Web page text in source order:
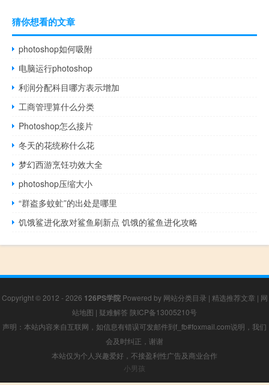
猜你想看的文章
photoshop如何吸附
电脑运行photoshop
利润分配科目哪方表示增加
工商管理算什么分类
Photoshop怎么接片
冬天的花统称什么花
梦幻西游烹饪功效大全
photoshop压缩大小
“群盗多蚊虻”的出处是哪里
饥饿鲨进化敌对鲨鱼刷新点 饥饿的鲨鱼进化攻略
Copyright © 2012 - 2026 126PS学院Powered by 网站分类目录 | 精选推荐文章 | 网
站地图 | 疑难解答 陕ICP备13005210号
声明：本站内容来自互联网，如信息有错误可发邮件到f_fb#foxmail.com说明，我们
会及时纠正，谢谢
本站仅为个人兴趣爱好，不接盈利性广告及商业合作
小男孩